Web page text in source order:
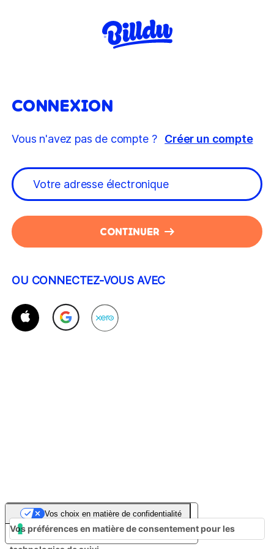
CONNEXION
Vous n'avez pas de compte ? Créer un compte
CONTINUER
OU CONNECTEZ-VOUS AVEC
Notification lors de la collecte
Vos choix en matière de confidentialité
Vos préférences en matière de consentement pour les